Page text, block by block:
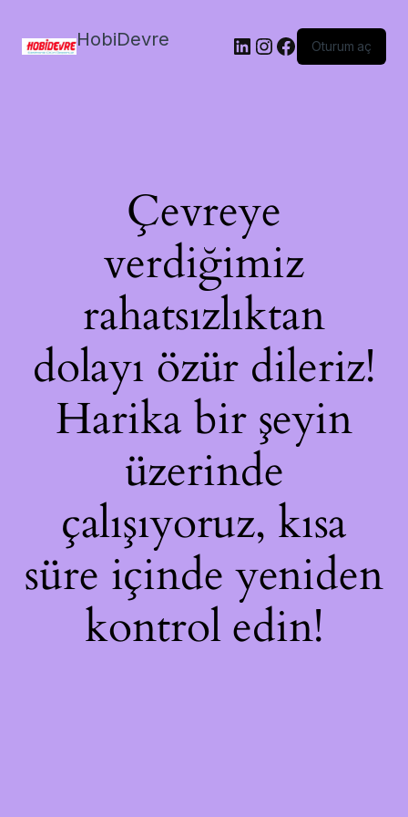
HobiDevre LinkedIn
Instagram
Facebook
Oturum aç
Çevreye
verdiğimiz
rahatsızlıktan
dolayı özür dileriz!
Harika bir şeyin
üzerinde
çalışıyoruz, kısa
süre içinde yeniden
kontrol edin!